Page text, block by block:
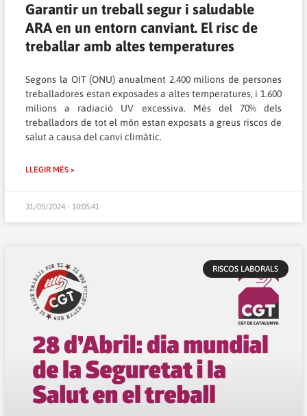
Garantir un treball segur i saludable
ARA en un entorn canviant. El risc de
treballar amb altes temperatures
Segons la OIT (ONU) anualment 2.400 milions de persones
treballadores estan exposades a altes temperatures, i 1.600
milions a radiació UV excessiva. Més del 70% dels
treballadors de tot el món estan exposats a greus riscos de
salut a causa del canvi climàtic.
LLEGIR MÉS »
31/05/2024 - 10:05:41
RISCOS LABORALS